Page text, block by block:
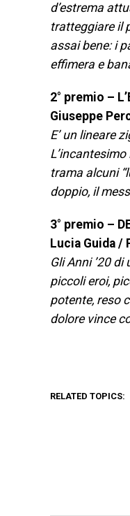
d’estrema
tratteggiare il
assai bene: i
effimera e
2° premio –
Giuseppe
E’ un lineare
trama alcuni
doppio, il
3° premio –
Lucia Guida /
Gli Anni ’20
piccoli eroi,
potente, reso
dolore vince
RELATED TOPICS: